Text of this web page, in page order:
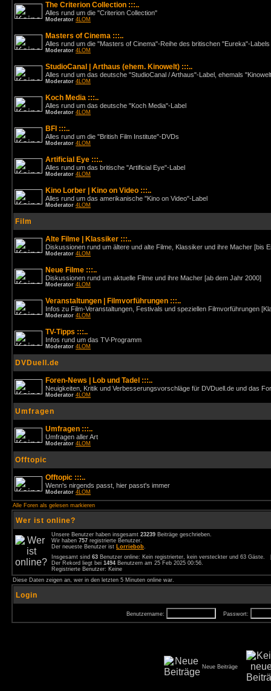
The Criterion Collection :::..
Alles rund um die "Criterion Collection"
Moderator 4LOM
Masters of Cinema :::..
Alles rund um die "Masters of Cinema"-Reihe des britischen "Eureka"-Labels
Moderator 4LOM
StudioCanal | Arthaus (ehem. Kinowelt) :::..
Alles rund um das deutsche "StudioCanal / Arthaus"-Label, ehemals
Moderator 4LOM
Koch Media :::..
Alles rund um das deutsche "Koch Media"-Label
Moderator 4LOM
BFI :::..
Alles rund um die "British Film Institute"-DVDs
Moderator 4LOM
Artificial Eye :::..
Alles rund um das britische "Artificial Eye"-Label
Moderator 4LOM
Kino Lorber | Kino on Video :::..
Alles rund um das amerikanische "Kino on Video"-Label
Moderator 4LOM
Film
Alte Filme | Klassiker :::..
Diskussionen rund um ältere und alte Filme, Klassiker und ihre Macher [bis
Moderator 4LOM
Neue Filme :::..
Diskussionen rund um aktuelle Filme und ihre Macher [ab dem Jahr 2000]
Moderator 4LOM
Veranstaltungen | Filmvorführungen :::..
Infos zu Film-Veranstaltungen, Festivals und speziellen Filmvorführungen
Moderator 4LOM
TV-Tipps :::..
Infos rund um das TV-Programm
Moderator 4LOM
DVDuell.de
Foren-News | Lob und Tadel :::..
Neuigkeiten, Kritik und Verbesserungsvorschläge für DVDuell.de und das
Moderator 4LOM
Umfragen
Umfragen :::..
Umfragen aller Art
Moderator 4LOM
Offtopic
Offtopic :::..
Wenn's nirgends passt, hier passt's immer
Moderator 4LOM
Alle Foren als gelesen markieren
Wer ist online?
Unsere Benutzer haben insgesamt 23239 Beiträge geschrieben.
Wir haben 757 registrierte Benutzer.
Der neueste Benutzer ist Lorriebob.
Insgesamt sind 63 Benutzer online: Kein registrierter, kein versteckter und 63
Der Rekord liegt bei 1494 Benutzern am 25 Feb 2025 00:56.
Registrierte Benutzer: Keine
Diese Daten zeigen an, wer in den letzten 5 Minuten online war.
Login
Benutzername: Passwort:
Neue Beiträge